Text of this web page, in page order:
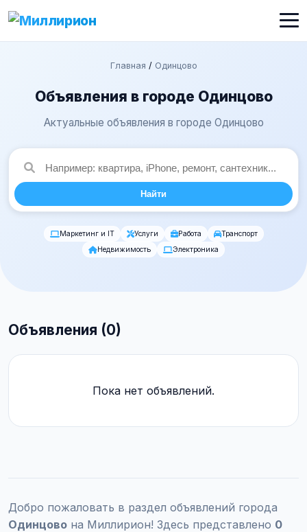
Главная / Одинцово
Объявления в городе Одинцово
Актуальные объявления в городе Одинцово
Найти
Маркетинг и IT Услуги Работа
Транспорт
Недвижимость
Электроника
Объявления (0)
Пока нет объявлений.
Добро пожаловать в раздел объявлений города
Одинцово на Миллирион! Здесь представлено 0